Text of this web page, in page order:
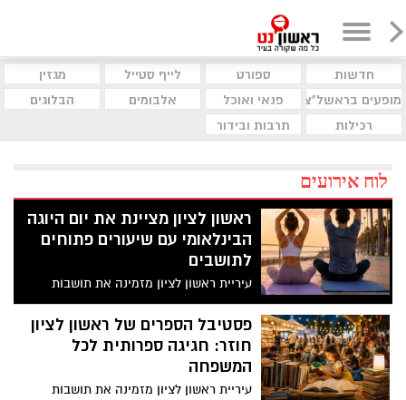
חדשות ספורט לייף סטייל
מגזין
מופעים בראשל"צ
פנאי ואוכל אלבומים
הבלוגים
רכילות
תרבות ובידור
לוח אירועים
ראשון לציון מציינת את יום היוגה
הבינלאומי עם שיעורים פתוחים
לתושבים
עיריית ראשון לציון מזמינה את תושבות
ותושבי העיר לקחת פסק זמן מהשגרה
ולהצטרף לשני שיעורי יוגה פתוחים ומיוחדים
שייערכו לקראת יום היוגה הבינלאומי, שיצוין
ברחבי העולם ב-21 ביוני.
פסטיבל הספרים של ראשון לציון
חוזר: חגיגה ספרותית לכל
המשפחה
עיריית ראשון לציון מזמינה את תושבות